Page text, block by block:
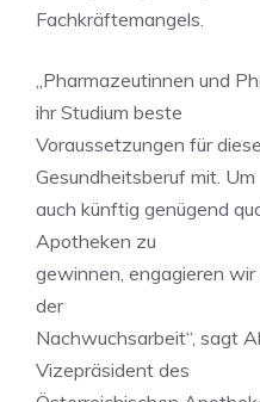
Fachkräftemangels.
„Pharmazeutinnen und
ihr Studium beste
Voraussetzungen für
Gesundheitsberuf mit. Um
auch künftig genügend
Apotheken zu
gewinnen, engagieren
der
Nachwuchsarbeit“, sagt
Vizepräsident des